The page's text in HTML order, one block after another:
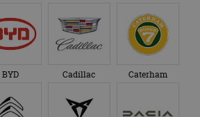
BYD Cadillac Caterham